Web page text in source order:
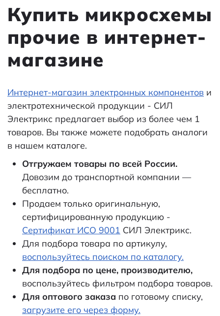
Купить микросхемы
прочие в интернет-
магазине
Интернет-магазин электронных компонентов и
электротехнической продукции - СИЛ
Электрикс предлагает выбор из более чем 1
товаров. Вы также можете подобрать аналоги
в нашем каталоге.
Отгружаем товары по всей России.
Довозим до транспортной компании —
бесплатно.
Продаем только оригинальную,
сертифицированную продукцию -
Сертификат ИСО 9001 СИЛ Электрикс.
Для подбора товара по артикулу,
воспользуйтесь поиском по каталогу.
Для подбора по цене, производителю,
воспользуйтесь фильтром подбора товаров.
Для оптового заказа по готовому списку,
загрузите его через форму.